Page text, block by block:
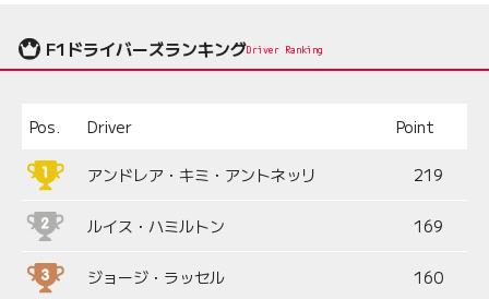
F1ドライバーズランキングDriver Ranking
Pos. Driver Point
アンドレア・キミ・アントネッリ 219
ルイス・ハミルトン 169
ジョージ・ラッセル 160